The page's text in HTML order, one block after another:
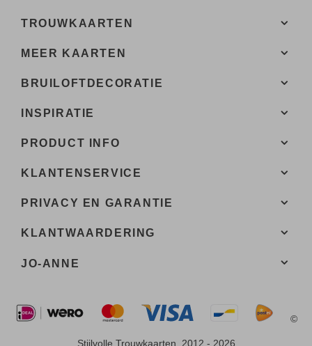
TROUWKAARTEN
MEER KAARTEN
BRUILOFTDECORATIE
INSPIRATIE
PRODUCT INFO
KLANTENSERVICE
PRIVACY EN GARANTIE
KLANTWAARDERING
JO-ANNE
©
Stijlvolle Trouwkaarten, 2012 - 2026